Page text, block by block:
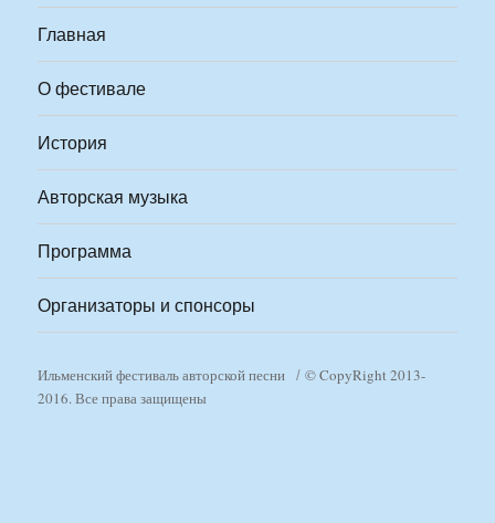
Главная
О фестивале
История
Авторская музыка
Программа
Организаторы и спонсоры
Ильменский фестиваль авторской песни
© CopyRight 2013-
2016. Все права защищены